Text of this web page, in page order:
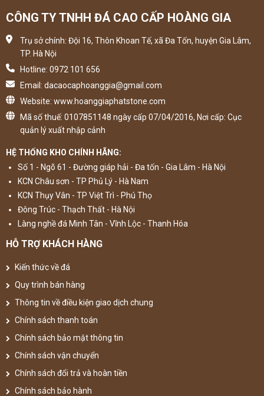
CÔNG TY TNHH ĐÁ CAO CẤP HOÀNG GIA
Trụ sở chính: Đội 16, Thôn Khoan Tế, xã Đa Tốn, huyện Gia Lâm,
TP. Hà Nội
Hotline: 0972 101 656
Email: dacaocaphoanggia@gmail.com
Website: www.hoanggiaphatstone.com
Mã số thuế: 0107851148 ngày cấp 07/04/2016, Nơi cấp: Cục
quản lý xuất nhập cảnh
HỆ THỐNG KHO CHÍNH HÃNG:
Số 1 - Ngõ 61 - Đường giáp hải - Đa tốn - Gia Lâm - Hà Nội
KCN Châu sơn - TP Phủ Lý - Hà Nam
KCN Thụy Vân - TP Việt Trì - Phú Thọ
Đông Trúc - Thạch Thất - Hà Nội
Làng nghề đá Minh Tân - Vĩnh Lộc - Thanh Hóa
HỖ TRỢ KHÁCH HÀNG
Kiến thức về đá
Quy trình bán hàng
Thông tin về điều kiện giao dịch chung
Chính sách thanh toán
Chính sách bảo mật thông tin
Chính sách vận chuyển
Chính sách đổi trả và hoàn tiền
Chính sách bảo hành